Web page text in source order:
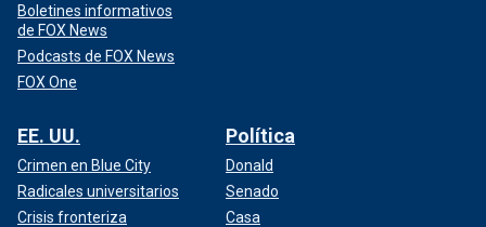
Boletines informativos
de FOX News
Podcasts de FOX News
FOX One
EE. UU.
Crimen en Blue City
Radicales universitarios
Crisis fronteriza
Política
Donald
Senado
Casa